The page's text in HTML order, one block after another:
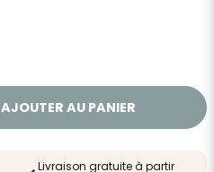
AJOUTER AU PANIER
Livraison gratuite à partir